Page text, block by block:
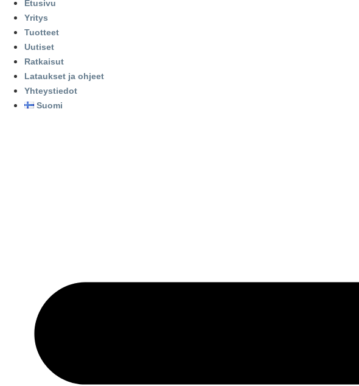
Mene
sisältöön
Etusivu
Yritys
Tuotteet
Uutiset
Ratkaisut
Lataukset ja ohjeet
Yhteystiedot
Suomi